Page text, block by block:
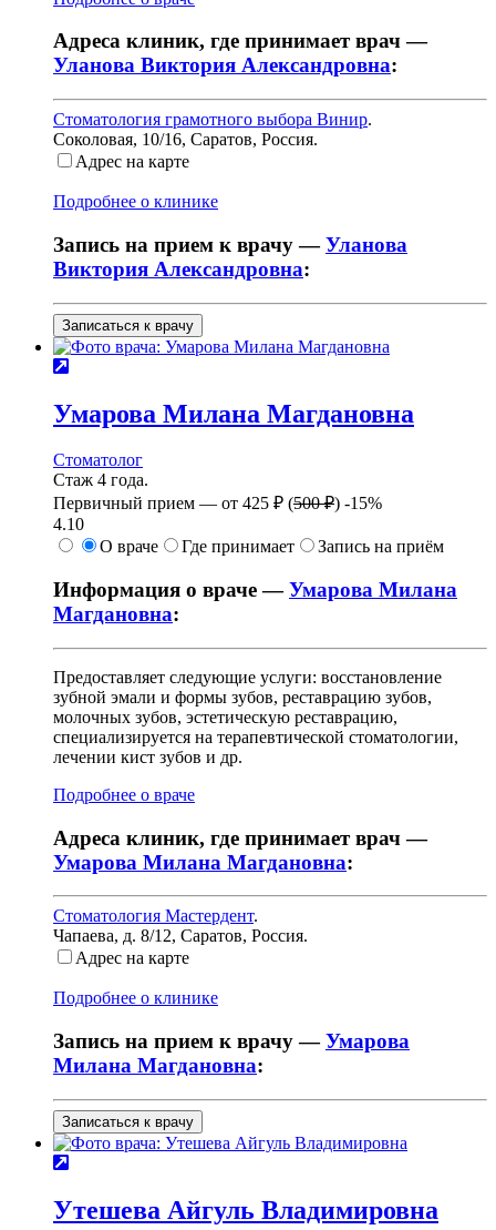
Адреса клиник, где принимает врач —
Уланова Виктория Александровна:
Стоматология грамотного выбора Винир.
Соколовая, 10/16, Саратов, Россия.
Адрес на карте
Подробнее о клинике
Запись на прием к врачу —Уланова
Виктория Александровна:
Записаться к врачу
Умарова Милана Магдановна
Стоматолог
Стаж 4 года.
Первичный прием — от 425 ₽ (500 ₽) -15%
4.10
О враче
Где принимает Запись на приём
Информация о враче —Умарова Милана
Магдановна:
Предоставляет следующие услуги: восстановление
зубной эмали и формы зубов, реставрацию зубов,
молочных зубов, эстетическую реставрацию,
специализируется на терапевтической стоматологии,
лечении кист зубов и др.
Подробнее о враче
Адреса клиник, где принимает врач —
Умарова Милана Магдановна:
Стоматология Мастердент.
Чапаева, д. 8/12, Саратов, Россия.
Адрес на карте
Подробнее о клинике
Запись на прием к врачу —Умарова
Милана Магдановна:
Записаться к врачу
Утешева Айгуль Владимировна